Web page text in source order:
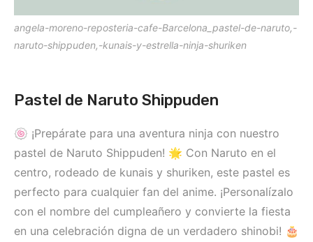
angela-moreno-reposteria-cafe-Barcelona_pastel-de-naruto,-
naruto-shippuden,-kunais-y-estrella-ninja-shuriken
Pastel de Naruto Shippuden
🍥 ¡Prepárate para una aventura ninja con nuestro
pastel de Naruto Shippuden! 🌟 Con Naruto en el
centro, rodeado de kunais y shuriken, este pastel es
perfecto para cualquier fan del anime. ¡Personalízalo
con el nombre del cumpleañero y convierte la fiesta
en una celebración digna de un verdadero shinobi! 🎂